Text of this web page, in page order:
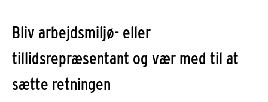
Bliv arbejdsmiljø- eller
tillidsrepræsentant og vær med til at
sætte retningen